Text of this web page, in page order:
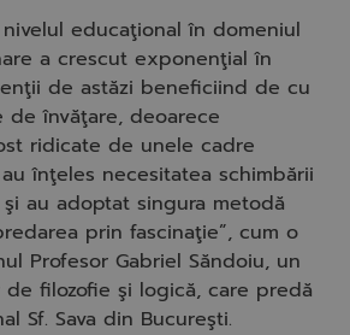
educaţional în domeniul
a crescut exponenţial în
de astăzi beneficiind de cu
învăţare, deoarece
ridicate de unele cadre
înţeles necesitatea schimbării
au adoptat singura metodă
prin fascinaţie”, cum o
Profesor Gabriel Săndoiu, un
filozofie şi logică, care predă
Sf. Sava din Bucureşti.